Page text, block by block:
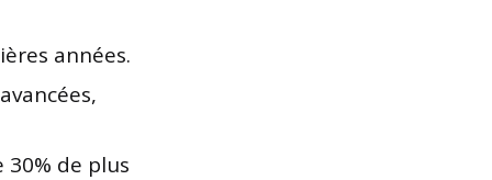
années.
de plus